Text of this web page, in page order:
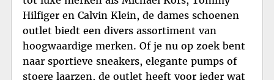
Hilfiger en Calvin Klein, de dames schoenen
outlet biedt een divers assortiment van
hoogwaardige merken. Of je nu op zoek bent
naar sportieve sneakers, elegante pumps of
stoere laarzen, de outlet heeft voor ieder wat